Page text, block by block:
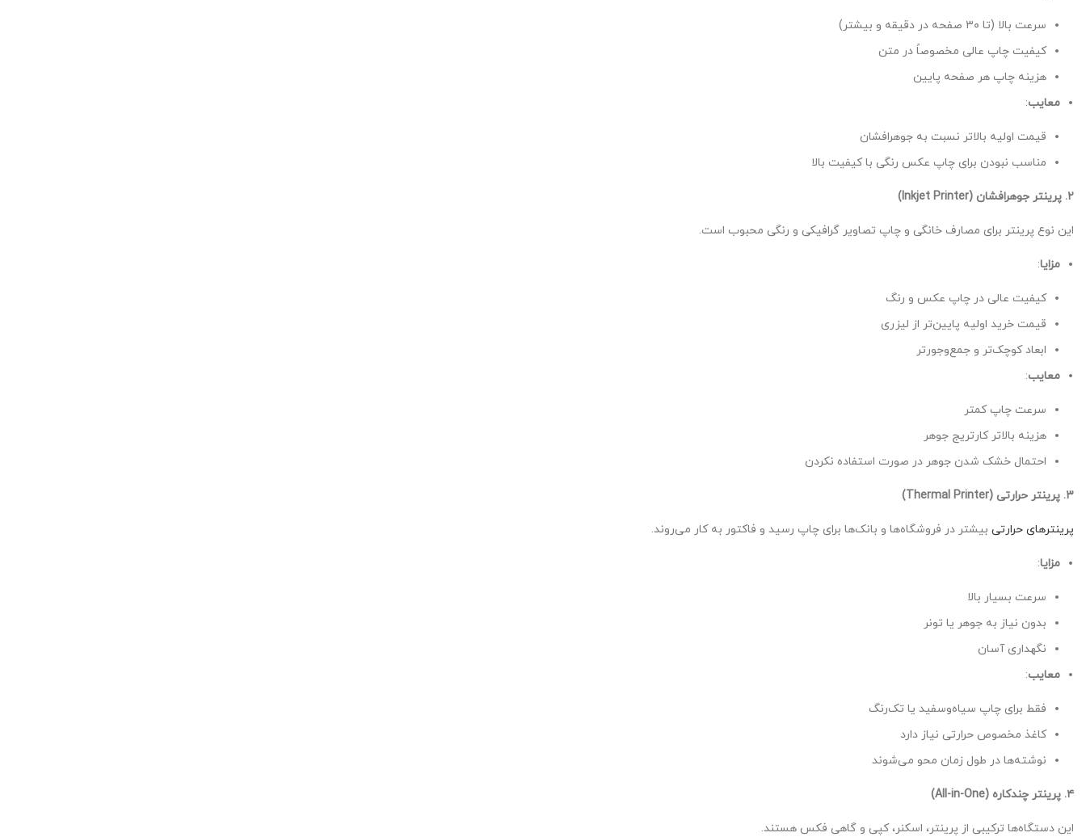
سرعت بالا (تا ۳۰ صفحه در دقیقه و بیشتر)
کیفیت چاپ عالی مخصوصاً در متن
هزینه چاپ هر صفحه پایین
معایب:
قیمت اولیه بالاتر نسبت به جوهرافشان
مناسب نبودن برای چاپ عکس رنگی با کیفیت بالا
۲. پرینتر جوهرافشان (Inkjet Printer)
این نوع پرینتر برای مصارف خانگی و چاپ تصاویر گرافیکی و رنگی محبوب است.
مزایا:
کیفیت عالی در چاپ عکس و رنگ
قیمت خرید اولیه پایین‌تر از لیزری
ابعاد کوچک‌تر و جمع‌وجورتر
معایب:
سرعت چاپ کمتر
هزینه بالاتر کارتریج جوهر
احتمال خشک شدن جوهر در صورت استفاده نکردن
۳. پرینتر حرارتی (Thermal Printer)
پرینترهای حرارتی بیشتر در فروشگاه‌ها و بانک‌ها برای چاپ رسید و فاکتور به کار می‌روند.
مزایا:
سرعت بسیار بالا
بدون نیاز به جوهر یا تونر
نگهداری آسان
معایب:
فقط برای چاپ سیاه‌وسفید یا تک‌رنگ
کاغذ مخصوص حرارتی نیاز دارد
نوشته‌ها در طول زمان محو می‌شوند
۴. پرینتر چندکاره (All-in-One)
این دستگاه‌ها ترکیبی از پرینتر، اسکنر، کپی و گاهی فکس هستند.